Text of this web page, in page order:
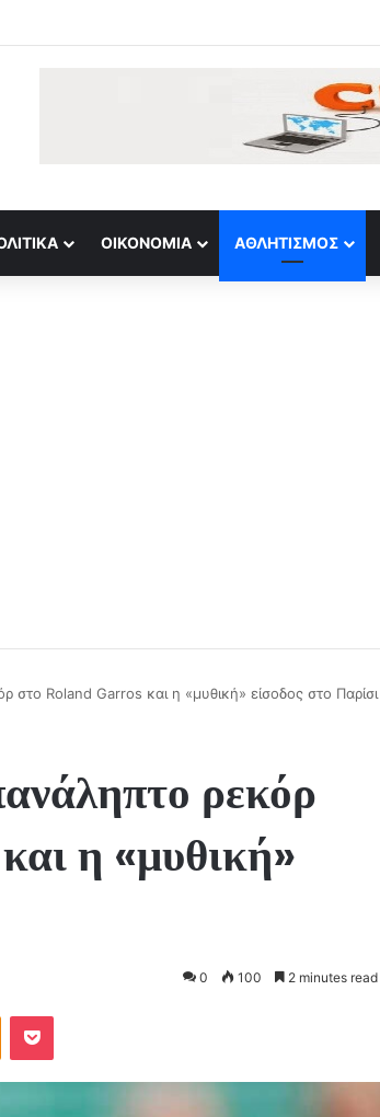
ΟΙΚΟΝΟΜΊΑ ΑΘΛΗΤΙΣΜΌΣ
Roland Garros και η «μυθική» είσοδος στο Παρίσι
ρεκόρ
η «μυθική»
0 100 2 minutes read
Odnoklassniki
Pocket